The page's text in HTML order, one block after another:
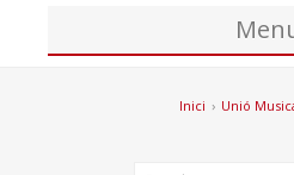
Inici › Unió